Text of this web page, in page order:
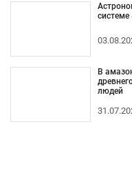
системе
В
людей